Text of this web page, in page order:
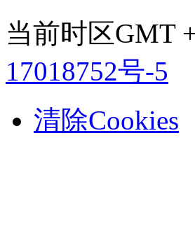
当前时区GMT
17018752号-5
清除Cookies